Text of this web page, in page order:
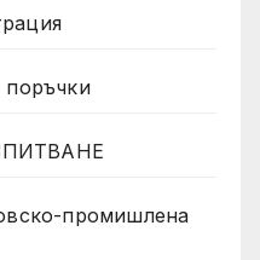
поръчки
промишлена